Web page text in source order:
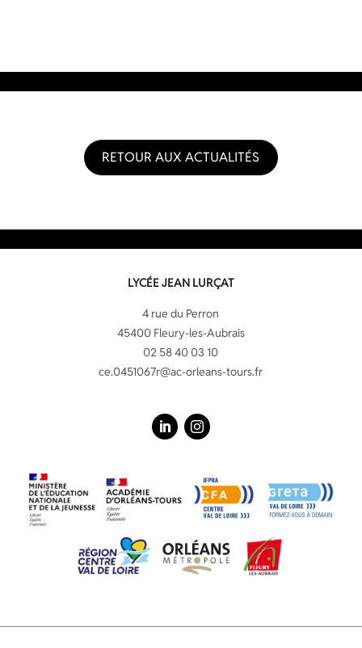
RETOUR AUX ACTUALITÉS
LYCÉE JEAN LURÇAT
4 rue du Perron
45400 Fleury-les-Aubrais
02 58 40 03 10
ce.0451067r@ac-orleans-tours.fr